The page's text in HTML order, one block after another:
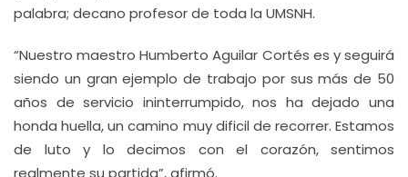
palabra; decano profesor de toda la UMSNH.
“Nuestro maestro Humberto Aguilar Cortés es y seguirá
siendo un gran ejemplo de trabajo por sus más de 50
años de servicio ininterrumpido, nos ha dejado una
honda huella, un camino muy dificil de recorrer. Estamos
de luto y lo decimos con el corazón, sentimos
realmente su partida”, afirmó.